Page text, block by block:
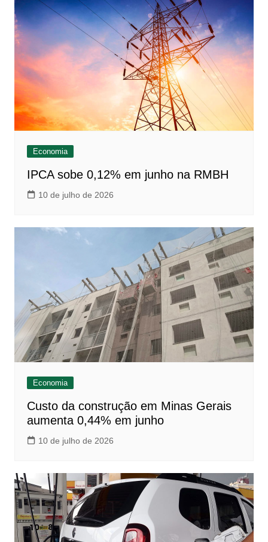
Economia
IPCA sobe 0,12% em junho na RMBH
10 de julho de 2026
Economia
Custo da construção em Minas Gerais
aumenta 0,44% em junho
10 de julho de 2026